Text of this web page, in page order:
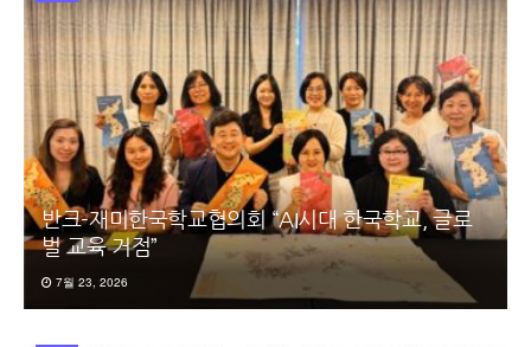
반크-재미한국학교협의회 “AI시대 한국학교, 글로
벌 교육 거점”
7월 23, 2026